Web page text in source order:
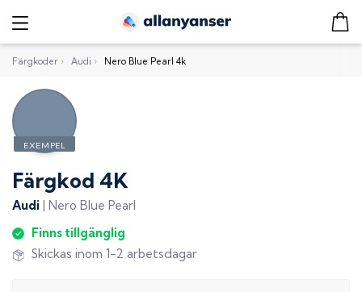
Färgkoder › Audi › Nero Blue Pearl 4k
Färgkod 4K
Audi | Nero Blue Pearl
Finns tillgänglig
Skickas inom 1-2 arbetsdagar